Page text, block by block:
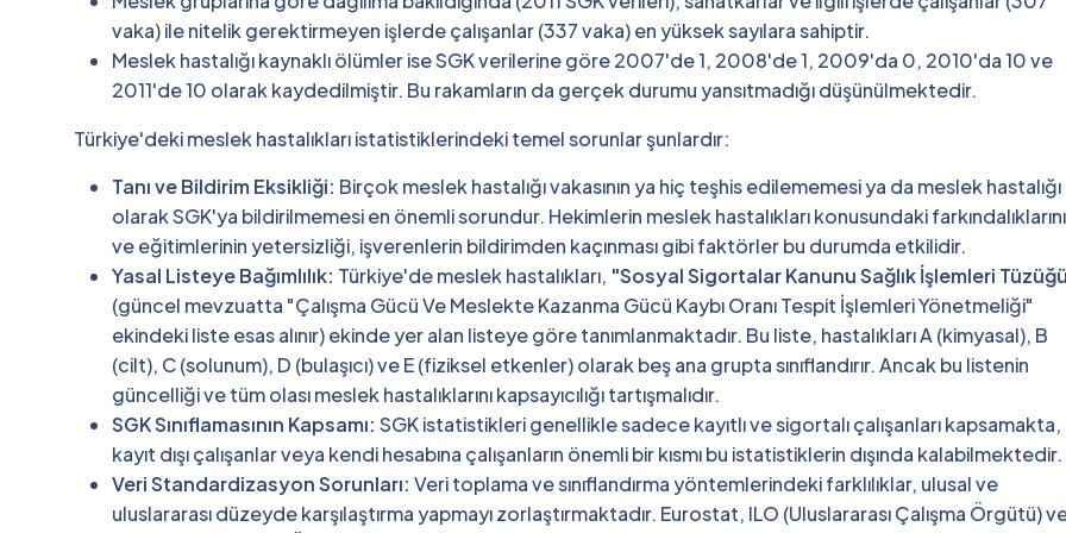
vaka) ile nitelik gerektirmeyen işlerde çalışanlar (337 vaka) en yüksek sayılara sahiptir.
Meslek hastalığı kaynaklı ölümler ise SGK verilerine göre 2007'de 1, 2008'de 1, 2009'da 0, 2010'da 10 ve
2011'de 10 olarak kaydedilmiştir. Bu rakamların da gerçek durumu yansıtmadığı düşünülmektedir.
Türkiye'deki meslek hastalıkları istatistiklerindeki temel sorunlar şunlardır:
Tanı ve Bildirim Eksikliği: Birçok meslek hastalığı vakasının ya hiç teşhis edilememesi ya da meslek hastalığı
olarak SGK'ya bildirilmemesi en önemli sorundur. Hekimlerin meslek hastalıkları konusundaki
ve eğitimlerinin yetersizliği, işverenlerin bildirimden kaçınması gibi faktörler bu durumda etkilidir.
Yasal Listeye Bağımlılık: Türkiye'de meslek hastalıkları, "Sosyal Sigortalar Kanunu Sağlık İşlemleri
(güncel mevzuatta "Çalışma Gücü Ve Meslekte Kazanma Gücü Kaybı Oranı Tespit İşlemleri Yönetmeliği"
ekindeki liste esas alınır) ekinde yer alan listeye göre tanımlanmaktadır. Bu liste, hastalıkları A (kimyasal), B
(cilt), C (solunum), D (bulaşıcı) ve E (fiziksel etkenler) olarak beş ana grupta sınıflandırır. Ancak bu listenin
güncelliği ve tüm olası meslek hastalıklarını kapsayıcılığı tartışmalıdır.
SGK Sınıflamasının Kapsamı: SGK istatistikleri genellikle sadece kayıtlı ve sigortalı çalışanları kapsamakta,
kayıt dışı çalışanlar veya kendi hesabına çalışanların önemli bir kısmı bu istatistiklerin dışında kalabilmektedir.
Veri Standardizasyon Sorunları: Veri toplama ve sınıflandırma yöntemlerindeki farklılıklar, ulusal ve
uluslararası düzeyde karşılaştırma yapmayı zorlaştırmaktadır. Eurostat, ILO (Uluslararası Çalışma Örgütü)